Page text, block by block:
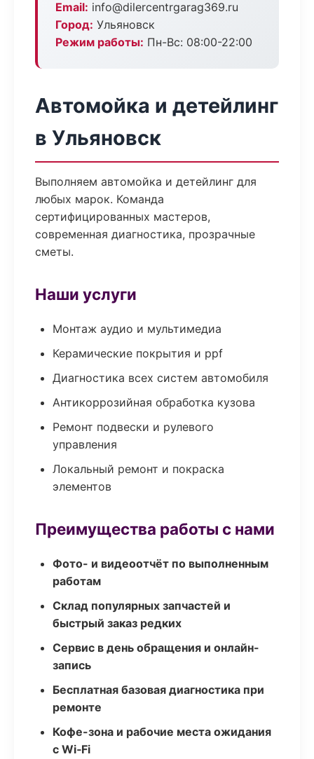
Email: info@dilercentrgarag369.ru
Город: Ульяновск
Режим работы: Пн-Вс: 08:00-22:00
Автомойка и детейлинг
в Ульяновск
Выполняем автомойка и детейлинг для
любых марок. Команда
сертифицированных мастеров,
современная диагностика, прозрачные
сметы.
Наши услуги
Монтаж аудио и мультимедиа
Керамические покрытия и ppf
Диагностика всех систем автомобиля
Антикоррозийная обработка кузова
Ремонт подвески и рулевого
управления
Локальный ремонт и покраска
элементов
Преимущества работы с нами
Фото- и видеоотчёт по выполненным
работам
Склад популярных запчастей и
быстрый заказ редких
Сервис в день обращения и онлайн-
запись
Бесплатная базовая диагностика при
ремонте
Кофе-зона и рабочие места ожидания
с Wi‑Fi